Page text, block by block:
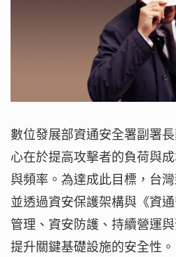
數位發展部資通安全署副署
心在於提高攻擊者的負荷與
與頻率。為達成此目標，台
並透過資安保護架構與《資
管理、資安防護、持續營運
提升關鍵基礎設施的安全性。